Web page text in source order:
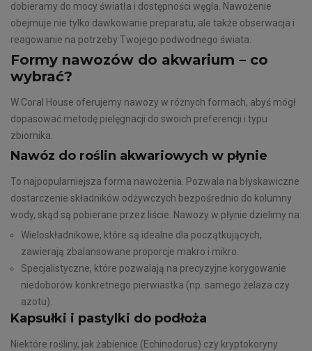
dobieramy do mocy światła i dostępności węgla. Nawożenie
obejmuje nie tylko dawkowanie preparatu, ale także obserwacja i
reagowanie na potrzeby Twojego podwodnego świata.
Formy nawozów do akwarium – co
wybrać?
W Coral House oferujemy nawozy w różnych formach, abyś mógł
dopasować metodę pielęgnacji do swoich preferencji i typu
zbiornika.
Nawóz do roślin akwariowych w płynie
To najpopularniejsza forma nawożenia. Pozwala na błyskawiczne
dostarczenie składników odżywczych bezpośrednio do kolumny
wody, skąd są pobierane przez liście. Nawozy w płynie dzielimy na:
Wieloskładnikowe, które są idealne dla początkujących,
zawierają zbalansowane proporcje makro i mikro.
Specjalistyczne, które pozwalają na precyzyjne korygowanie
niedoborów konkretnego pierwiastka (np. samego żelaza czy
azotu).
Kapsułki i pastylki do podłoża
Niektóre rośliny, jak żabienice (Echinodorus) czy kryptokoryny